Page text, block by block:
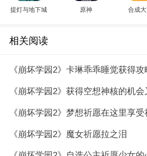
提灯与地下城 原神 合成
相关阅读
《崩坏学园2》卡琳乖乖睡觉获得攻
《崩坏学园2》获得空想神核的机会
《崩坏学园2》梦想祈愿在这里享
《崩坏学园2》魔女祈愿拉之泪